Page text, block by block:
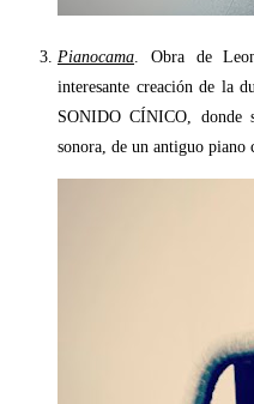
Pianocama. Obra de
interesante creación de la
SONIDO CÍNICO, donde
sonora, de un antiguo piano